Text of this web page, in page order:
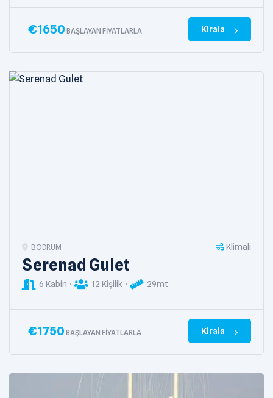
€1650 BAŞLAYAN FIYATLARLA Kirala
BODRUM Klimalı
Serenad Gulet
6 Kabin 12 Kişilik 29mt
€1750 BAŞLAYAN FIYATLARLA Kirala